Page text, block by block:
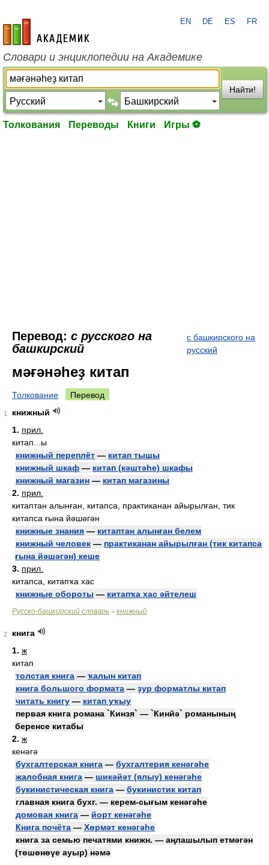
academic.ru
EN DE ES FR
Словари и энциклопедии на Академике
Найти!
Толкования Переводы Книги Игры ⚽
Перевод: с русского на
башкирский
с башкирского на
русский
мәғәнәһеҙ китап
Толкование Перевод
1
книжный
1. прил.
китап...ы
книжный переплёт — китап тышы
книжный шкаф — китап (кәштәһе) шкафы
книжный магазин — китап магазины
2. прил.
китаптан алынған, китапса, практиканан айырылған, тик
китапса ғына йәшәгән
книжные знания — китаптан алынған белем
книжный человек — практиканан айырылған (тик китапса
ғына йәшәгән) кеше
3. прил.
китапса, китапҡа хас
книжные обороты — китапҡа хас әйтелеш
Русско-башкирский словарь > книжный
2
книга
1. ж
китап
толстая книга — ҡалын китап
книга большого формата — ҙур форматлы китап
читать книгу — китап уҡыу
первая книга романа `Кинзя` — `Кинйә` романының
беренсе китабы
2. ж
кенәгә
бухгалтерская книга — бухгалтерия кенәгәһе
жалобная книга — шикәйәт (ялыу) кенәгәһе
букинистическая книга — букинистик китап
главная книга бухг. — керем-сығым кенәгәһе
домовая книга — йорт кенәгәһе
Книга почёта — Хөрмәт кенәгәһе
книга за семью печатями книжн. — аңлашылып етмәгән
(төшөнөүе ауыр) нәмә